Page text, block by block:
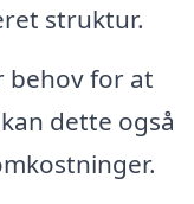
struktur.
behov for at
dette også